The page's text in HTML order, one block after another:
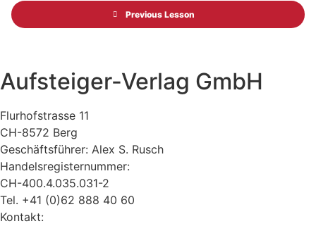
Previous Lesson
Aufsteiger-Verlag GmbH
Flurhofstrasse 11
CH-8572 Berg
Geschäftsführer: Alex S. Rusch
Handelsregisternummer:
CH-400.4.035.031-2
Tel. +41 (0)62 888 40 60
Kontakt: